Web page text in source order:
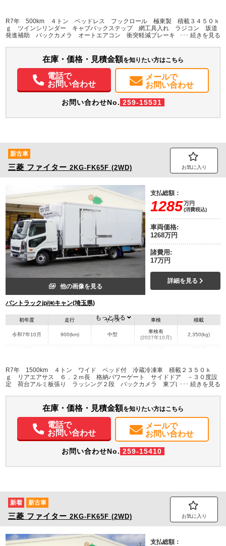
埼玉県
H:2,420
無
パワステ パワーウィンドウ ABS エアバッグ
集中ドアロック
電動格納ミラー
バックモニター
R7年 500km ４トン ベッドレス フックロール 極東製 積載３４５０ｋ
ｇ ツインシリンダー キャブバックステップ 網工具入れ ラジコン 坂道
発進補助 バックカメラ オートエアコン 衝突軽減ブレーキ 車線逸脱警
灯
在庫・価格・見積金額を知りたい方はこちら
電話で
お問い合わせ
メールで
お問い合わせ
お問い合わせNo. 259-15531
新古車
三菱 ファイター 2KG-FK65F (2WD) お気に入り
他の画像を見る
バントラックjp/㈲キャン(埼玉県)
支払総額：
1285万円
(消費税込)
車両価格:
1268万円
諸費用:
17万円
詳細を見る
初年度
令和7年10月
走行
900(km)
サイズ
中型
車検
車検有
(2027年10月)
積載
2,350(kg)
埼玉県
W:2,260
H:2,160
W:2,490
H:3,380
無
パワステ パワーウィンドウ ABS エアバッグ
集中ドアロック
電動格納ミラー
バックモニター
もっと見る
R7年 1500km ４トン ワイド ベッド付 冷蔵冷凍車 積載２３５０ｋ
ｇ リアエアサス ６．２ｍ長 格納パワーゲート サイドドア －３０度設
定 荷台アルミ板張り ラッシング２段 バックカメラ 東プレ メッキパー
在庫・価格・見積金額を知りたい方はこちら
電話で
お問い合わせ
メールで
お問い合わせ
お問い合わせNo. 259-15410
新着 新古車
三菱 ファイター 2KG-FK65F (2WD) お気に入り
支払総額：